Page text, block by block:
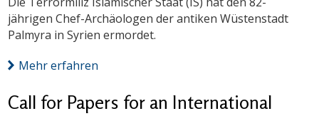
jährigen Chef-Archäologen der antiken Wüstenstadt
Palmyra in Syrien ermordet.
Mehr erfahren
Call for Papers for an International